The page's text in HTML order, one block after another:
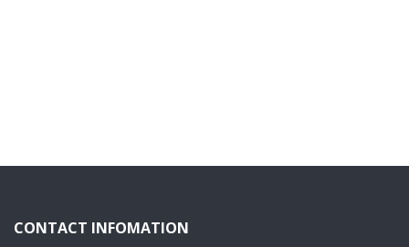
CONTACT INFOMATION